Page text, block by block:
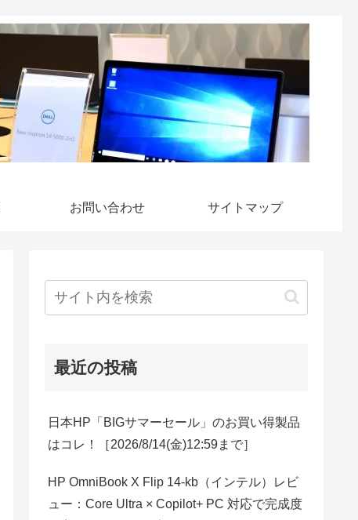
お問い合わせ サイトマップ
最近の投稿
日本HP「BIGサマーセール」のお買い得製品
はコレ！［2026/8/14(金)12:59まで］
HP OmniBook X Flip 14-kb（インテル）レビ
ュー：Core Ultra × Copilot+ PC 対応で完成度